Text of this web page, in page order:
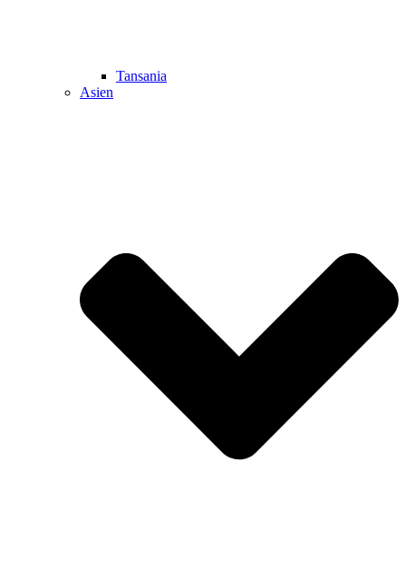
Tansania
Asien